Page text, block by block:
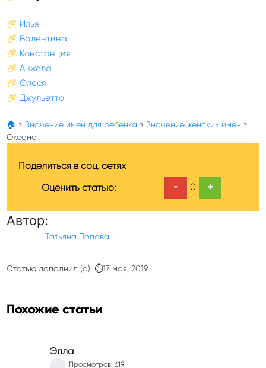
Илья
Валентина
Констанция
Анжела
Олеся
Джульетта
🏠 » Значение имен для ребенка » Значение женских имен »
Оксана
Поделиться в соц. сетях
Оценить статью:
- 0 +
Автор:
Татьяна Попова
Статью дополнил (а): ⏱17 мая, 2019
Похожие статьи
Элла
Просмотров: 619